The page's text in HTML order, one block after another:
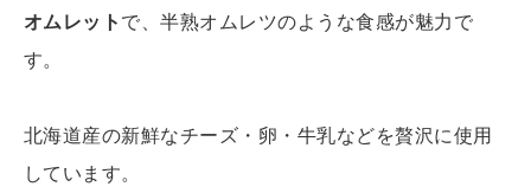
オムレット で、半熟オムレツのような食感が魅力で
す。
北海道産の新鮮なチーズ・卵・牛乳などを贅沢に使用
しています。